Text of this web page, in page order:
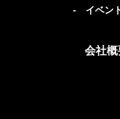
- イベン
会社概